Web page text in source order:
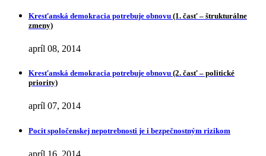
Kresťanská demokracia potrebuje obnovu (1. časť – štrukturálne
zmeny)
apríl 08, 2014
Kresťanská demokracia potrebuje obnovu (2. časť – politické
priority)
apríl 07, 2014
Pocit spoločenskej nepotrebnosti je i bezpečnostným rizikom
apríl 16, 2014